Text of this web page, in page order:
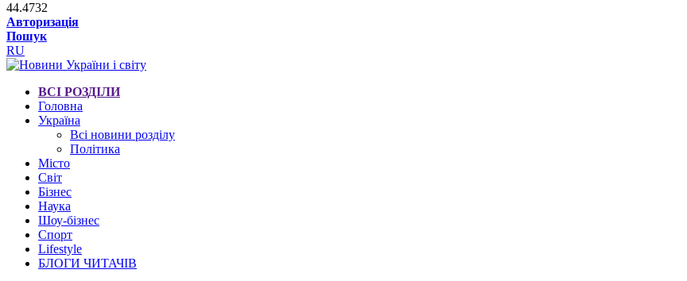
44.4732
Авторизація
Пошук
RU
ВСІ РОЗДІЛИ
Головна
Україна
Всі новини розділу
Політика
Місто
Світ
Бізнес
Наука
Шоу-бізнес
Спорт
Lifestyle
БЛОГИ ЧИТАЧІВ